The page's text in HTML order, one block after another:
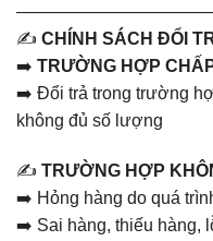
✍️ CHÍNH SÁCH ĐỔI
➡️ TRƯỜNG HỢP
➡️ Đổi trả trong trường
không đủ số lượng
✍️ TRƯỜNG HỢP
➡️ Hỏng hàng do quá
➡️ Sai hàng, thiếu hàng,